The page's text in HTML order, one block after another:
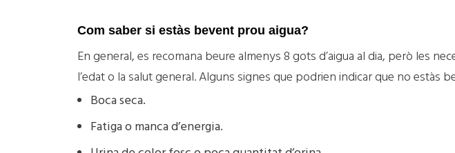
Com saber si estàs bevent prou aigua?
En general, es recomana beure almenys 8 gots d’aigua al dia, però les
l’edat o la salut general. Alguns signes que podrien indicar que no estàs
Boca seca.
Fatiga o manca d’energia.